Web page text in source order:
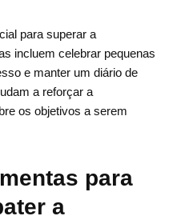
para superar a
incluem celebrar pequenas
e manter um diário de
a reforçar a
os objetivos a serem
para
a